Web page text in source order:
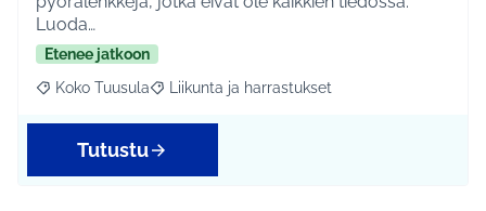
Luoda…
Etenee jatkoon
Rajaa tulokset aihepiirin mukaan: Koko Tuusula
Koko Tuusula Rajaa tulokset teeman mukaan: Liikunta ja
Liikunta ja harrastukset
Tutustu